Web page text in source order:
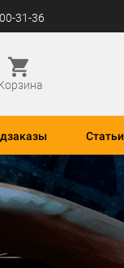
31-36
Статьи